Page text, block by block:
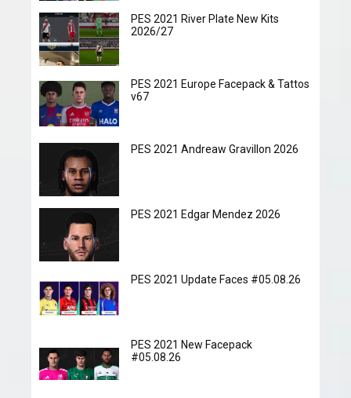
PES 2021 River Plate New Kits
2026/27
PES 2021 Europe Facepack & Tattos
v67
PES 2021 Andreaw Gravillon 2026
PES 2021 Edgar Mendez 2026
PES 2021 Update Faces #05.08.26
PES 2021 New Facepack
#05.08.26